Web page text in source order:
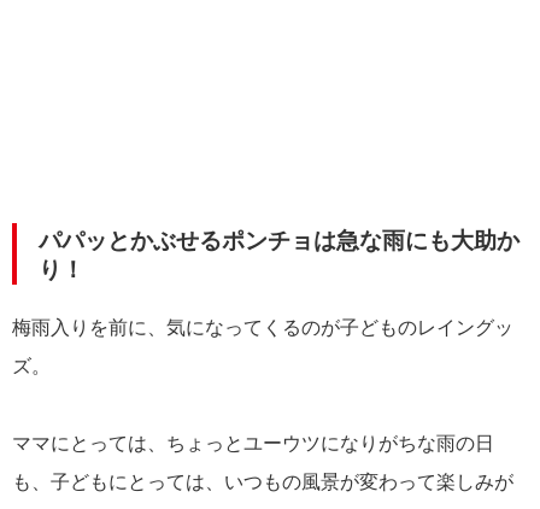
パパッとかぶせるポンチョは急な雨にも大助か
り！
梅雨入りを前に、気になってくるのが子どものレイングッ
ズ。
ママにとっては、ちょっとユーウツになりがちな雨の日
も、子どもにとっては、いつもの風景が変わって楽しみが